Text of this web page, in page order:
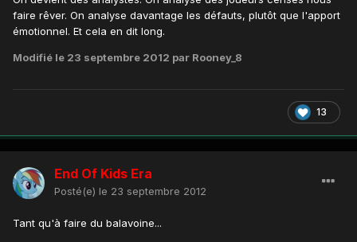
faire rêver. On analyse davantage les défauts, plutôt que l'apport
émotionnel. Et cela en dit long.
Modifié le 23 septembre 2012 par Rooney_8
13
End Of Kids Era
Posté(e) le 23 septembre 2012
Tant qu'à faire du balavoine...